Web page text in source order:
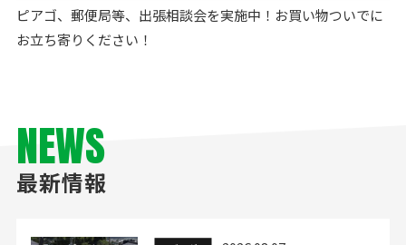
ピアゴ、郵便局等、出張相談会を実施中！お買い物ついでに
お立ち寄りください！
NEWS
最新情報